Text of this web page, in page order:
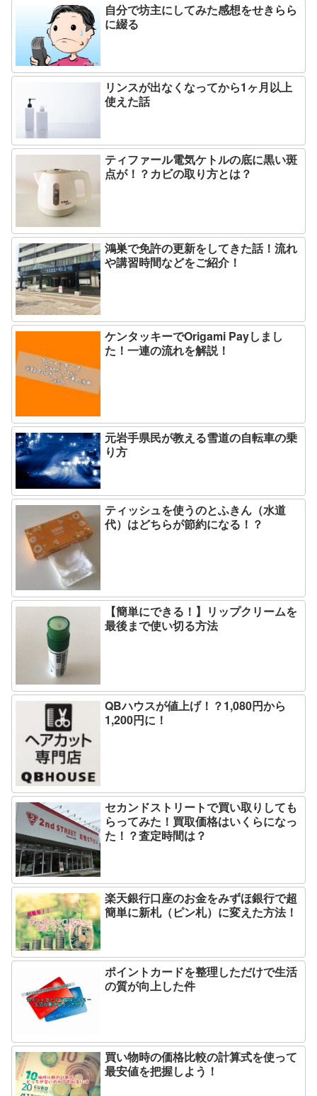
自分で坊主にしてみた感想をせきらら
に綴る
リンスが出なくなってから1ヶ月以上
使えた話
ティファール電気ケトルの底に黒い斑
点が！？カビの取り方とは？
鴻巣で免許の更新をしてきた話！流れ
や講習時間などをご紹介！
ケンタッキーでOrigami Payしまし
た！一連の流れを解説！
元岩手県民が教える雪道の自転車の乗
り方
ティッシュを使うのとふきん（水道
代）はどちらが節約になる！？
【簡単にできる！】リップクリームを
最後まで使い切る方法
QBハウスが値上げ！？1,080円から
1,200円に！
セカンドストリートで買い取りしても
らってみた！買取価格はいくらになっ
た！？査定時間は？
楽天銀行口座のお金をみずほ銀行で超
簡単に新札（ピン札）に変えた方法！
ポイントカードを整理しただけで生活
の質が向上した件
買い物時の価格比較の計算式を使って
最安値を把握しよう！